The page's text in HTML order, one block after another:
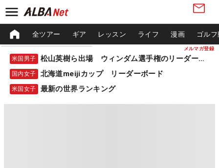
メルマガ登録
全ツアー ギア レッスン ライフ 漫画 ゴル
米国男子 松山英樹ら出場 ウィンダム選手権のリーダーボード
国内女子 北海道meijiカップ リーダーボード
米国女子 最新の世界ランキング